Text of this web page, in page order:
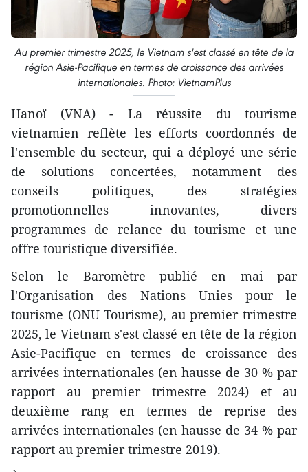
Au premier trimestre 2025, le Vietnam s'est classé en tête de la
région Asie-Pacifique en termes de croissance des arrivées
internationales. Photo: VietnamPlus
Hanoï (VNA) - La réussite du tourisme
vietnamien reflète les efforts coordonnés de
l'ensemble du secteur, qui a déployé une série
de solutions concertées, notamment des
conseils politiques, des stratégies
promotionnelles innovantes, divers
programmes de relance du tourisme et une
offre touristique diversifiée.
Selon le Baromètre publié en mai par
l'Organisation des Nations Unies pour le
tourisme (ONU Tourisme), au premier trimestre
2025, le Vietnam s'est classé en tête de la région
Asie-Pacifique en termes de croissance des
arrivées internationales (en hausse de 30 % par
rapport au premier trimestre 2024) et au
deuxième rang en termes de reprise des
arrivées internationales (en hausse de 34 % par
rapport au premier trimestre 2019).